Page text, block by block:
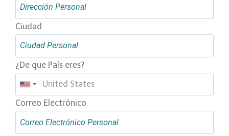
Ciudad
¿De que País eres?
Correo Electrónico